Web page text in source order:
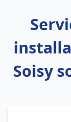
Soisy